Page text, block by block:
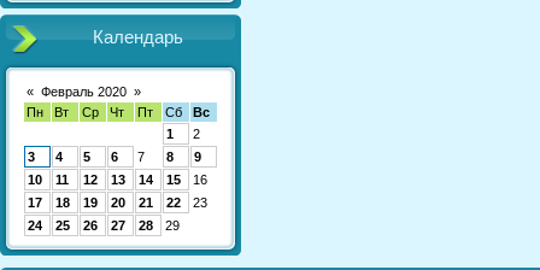
Календарь
« Февраль 2020 »
Пн
Вт Ср Чт Пт Сб
Вс
1
2
3
4 5 6 7 8
9
10
11 12 13 14 15
16
17
18 19 20 21 22
23
24
25 26 27 28 29